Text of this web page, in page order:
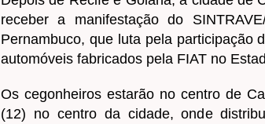
receber a manifestação do
Pernambuco, que luta pela participação
automóveis fabricados pela FIAT no
Os cegonheiros estarão no centro de
(12) no centro da cidade, onde